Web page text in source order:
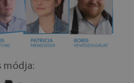
módja: